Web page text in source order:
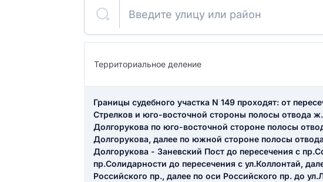
Введите улицу или район
Территориальное деление
Границы судебного участка N 149 проходят: от
Стрелков и юго-восточной стороны полосы отвода
Долгорукова по юго-восточной стороне полосы
Долгорукова, далее по южной стороне полосы
Долгорукова - Заневский Пост до пересечения с
пр.Солидарности до пересечения с ул.Коллонтай,
Российского пр., далее по оси Российского пр. до
Как вы
участок?
разрешить
Введите свой номер телефона
Ответ на отзыв
Название населенного пункта